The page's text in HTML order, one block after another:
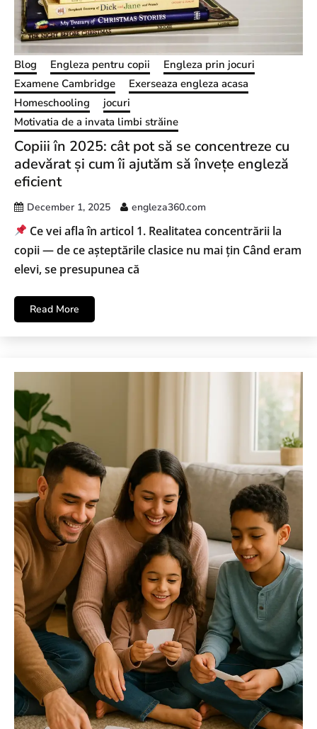
Blog Engleza pentru copii
Engleza prin jocuri
Examene Cambridge
Exerseaza engleza acasa
Homeschooling
jocuri
Motivatia de a invata limbi străine
Copiii în 2025: cât pot să se concentreze cu
adevărat și cum îi ajutăm să învețe engleză
eficient
December 1, 2025 engleza360.com
Ce vei afla în articol 1. Realitatea concentrării la
copii — de ce așteptările clasice nu mai țin Când eram
elevi, se presupunea că
Read More